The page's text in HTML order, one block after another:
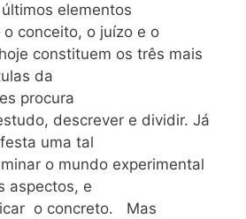
elementos
conceito, o juízo e o
constituem os três mais
da
procura
descrever e dividir. Já
uma tal
o mundo experimental
aspectos, e
o concreto. Mas